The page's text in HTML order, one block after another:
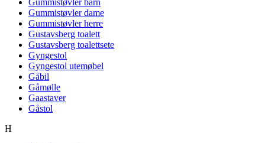
Gummistøvler barn
Gummistøvler dame
Gummistøvler herre
Gustavsberg toalett
Gustavsberg toalettsete
Gyngestol
Gyngestol utemøbel
Gåbil
Gåmølle
Gaastaver
Gåstol
H